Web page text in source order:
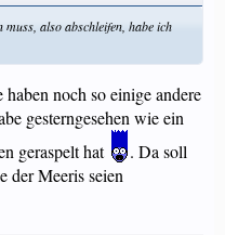
muss, also abschleifen, habe ich
noch so einige andere
gesterngesehen wie ein
geraspelt hat
. Da soll
der Meeris seien